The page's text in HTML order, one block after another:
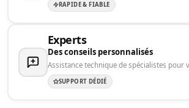
RAPIDE & FIABLE
Experts
Des conseils personnalisés
Assistance technique de spécialistes pour
SUPPORT DÉDIÉ